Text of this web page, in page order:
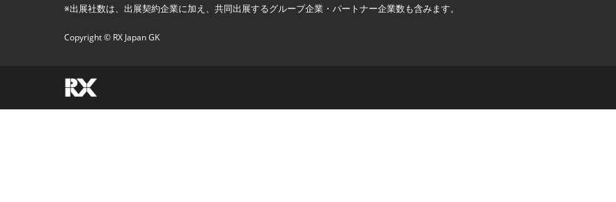
※出展社数は、出展契約企業に加え、共同出展するグループ企業・パートナー企業数も含みます。
Copyright © RX Japan GK